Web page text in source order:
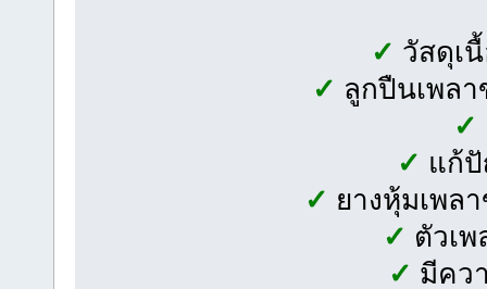
✓ วัสดุเ
✓ ลูกปืนเพล
✓
✓ แก้
✓ ยางหุ้มเพล
✓ ตัวเ
✓ มีคว